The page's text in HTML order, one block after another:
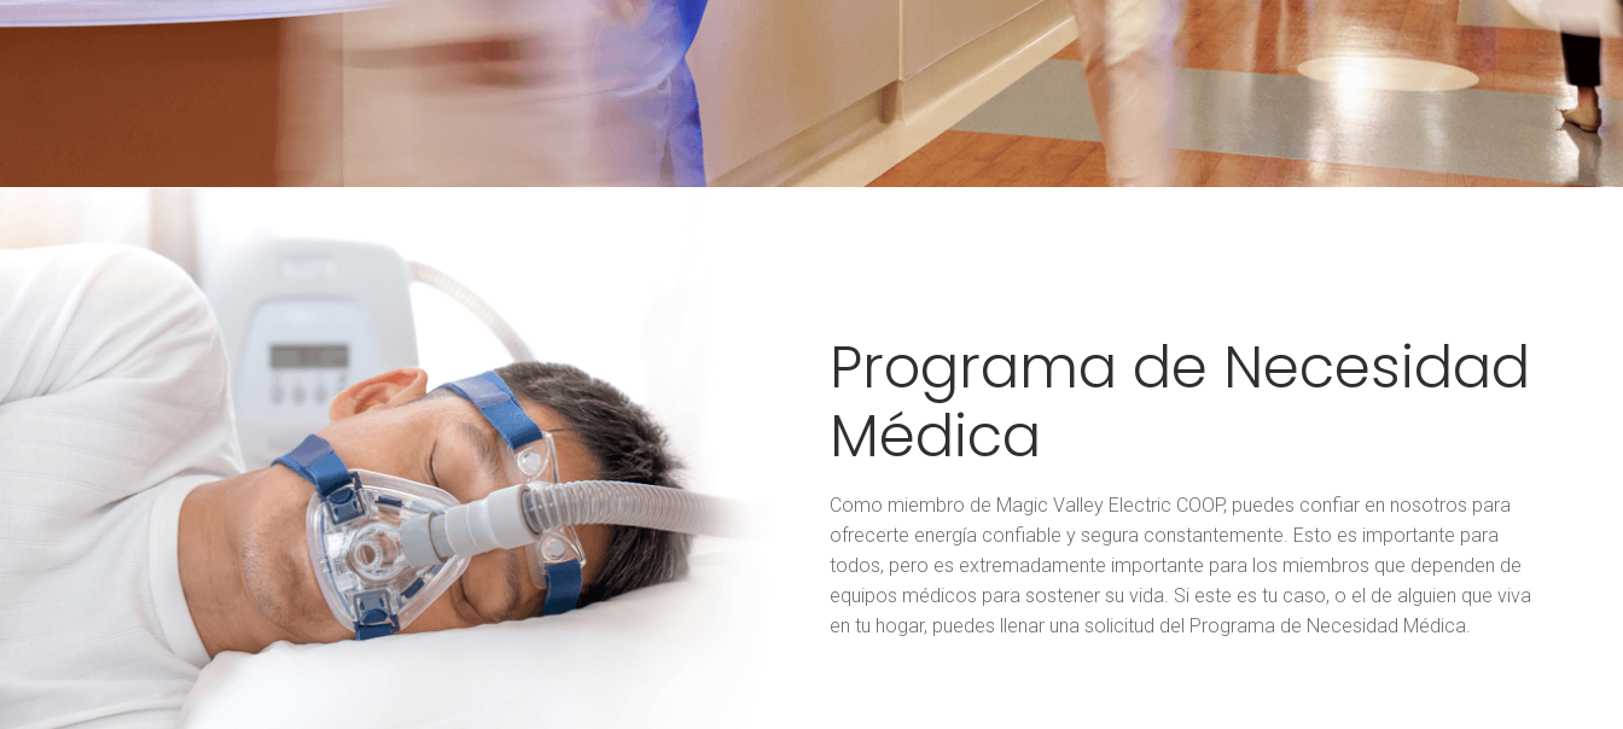
Programa de Necesidad
Médica
Como miembro de Magic Valley Electric COOP, puedes confiar en nosotros para
ofrecerte energía confiable y segura constantemente. Esto es importante para
todos, pero es extremadamente importante para los miembros que dependen de
equipos médicos para sostener su vida. Si este es tu caso, o el de alguien que viva
en tu hogar, puedes llenar una solicitud del Programa de Necesidad Médica.